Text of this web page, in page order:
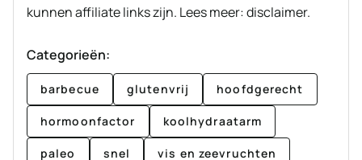
kunnen affiliate links zijn. Lees meer: disclaimer.
Categorieën:
barbecue glutenvrij hoofdgerecht
hormoonfactor koolhydraatarm
paleo snel vis en zeevruchten